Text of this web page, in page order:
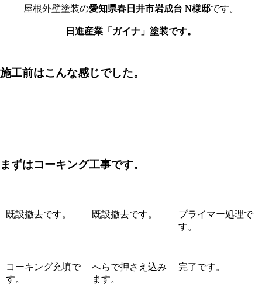
屋根外壁塗装の愛知県春日井市岩成台 N様邸です。
日進産業「ガイナ」塗装です。
施工前はこんな感じでした。
まずはコーキング工事です。
既設撤去です。 既設撤去です。
プライマー処理で
す。
コーキング充填で
す。
へらで押さえ込み
ます。
完了です。